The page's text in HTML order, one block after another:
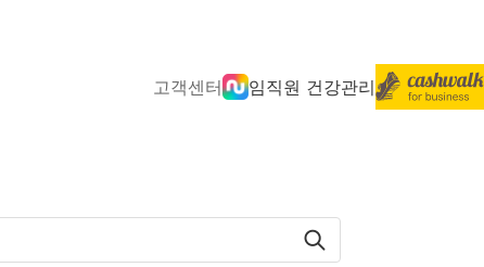
고객센터 임직원 건강관리